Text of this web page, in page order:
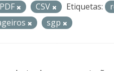
PDF CSV Etiquetas:
sgp